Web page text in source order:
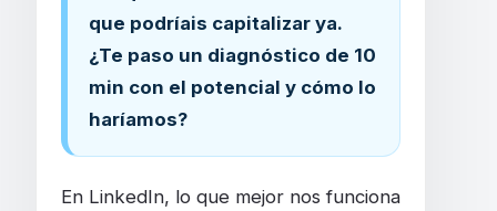
que podríais capitalizar ya.
¿Te paso un diagnóstico de 10
min con el potencial y cómo lo
haríamos?
En LinkedIn, lo que mejor nos funciona